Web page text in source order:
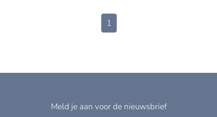
1
Meld je aan voor de nieuwsbrief